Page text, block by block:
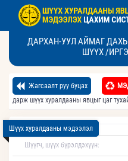
ДАРХАН-УУЛ АЙМАГ
ШҮҮХ /
Жагсаалт руу буцах
дарж шүүх хуралдааны явцыг цаг
Шүүх хуралдааны мэдээлэл
Шүүгч, шүүх бүрэлдэхүүн: